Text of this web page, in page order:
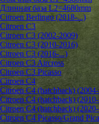
Длинная база L2=4680mm
Citroen Berlingo (2018-...)
Citroen C3
Citroen C3 (2002-2009)
Citroen C3 (2010-2016)
Citroen C3 (2016-...)
Citroen C3 Aircross
Citroen C3 Picasso
Citroen C4
Citroen C4 (hatchback)
Citroen C4 (hatchback)
Citroen C4 (hatchback)
Citroen C4 Picasso/Grand